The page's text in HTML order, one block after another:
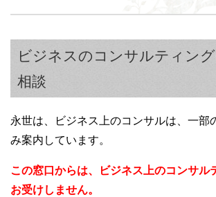
ビジネスのコンサルティン
相談
永世は、ビジネス上のコンサルは、一部
み案内しています。
この窓口からは、ビジネス上のコンサル
お受けしません。